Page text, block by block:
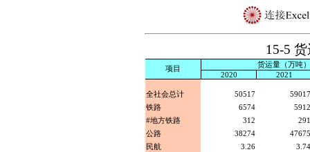
15-5
项目
货运量（万吨）
2020
2021
全社会总计 50517
59017
铁路
6574
5912
#地方铁路
312
291
公路
38274
47675
民航
3.26
3.74